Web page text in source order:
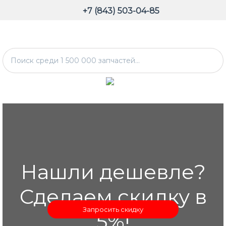
+7 (843) 503-04-85
Нашли дешевле?
Сделаем скидку в
Запросить скидку